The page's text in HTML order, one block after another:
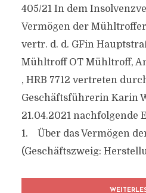
405/21 In dem
Vermögen der
vertr. d. d. GFin
Mühltroff OT Mühltroff,
, HRB 7712 vertreten
Geschäftsführerin Karin
21.04.2021 nachfolgende
1. Über das Vermögen
(Geschäftszweig: